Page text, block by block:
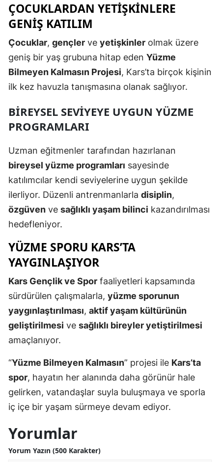
Malatya
Manisa
Kahramanmaraş
Muğla
Niğde
Ordu
Siirt
Sinop
Tokat
Trabzon
Tunceli
ÇOCUKLARDAN YETIŞKINLERE
GENIŞ KATILIM
Çocuklar, gençler ve yetişkinler olmak üzere
geniş bir yaş grubuna hitap eden Yüzme
Bilmeyen Kalmasın Projesi, Kars’ta birçok kişinin
ilk kez havuzla tanışmasına olanak sağlıyor.
BIREYSEL SEVIYEYE UYGUN YÜZME
PROGRAMLARI
Uzman eğitmenler tarafından hazırlanan
bireysel yüzme programları sayesinde
katılımcılar kendi seviyelerine uygun şekilde
ilerliyor. Düzenli antrenmanlarla disiplin,
özgüven ve sağlıklı yaşam bilinci kazandırılması
hedefleniyor.
YÜZME SPORU KARS’TA
YAYGINLAŞIYOR
Kars Gençlik ve Spor faaliyetleri kapsamında
sürdürülen çalışmalarla, yüzme sporunun
yaygınlaştırılması, aktif yaşam kültürünün
geliştirilmesi ve sağlıklı bireyler yetiştirilmesi
amaçlanıyor.
“Yüzme Bilmeyen Kalmasın” projesi ile Kars’ta
spor, hayatın her alanında daha görünür hale
gelirken, vatandaşlar suyla buluşmaya ve sporla
iç içe bir yaşam sürmeye devam ediyor.
Yorumlar
Yorum Yazın (500 Karakter)